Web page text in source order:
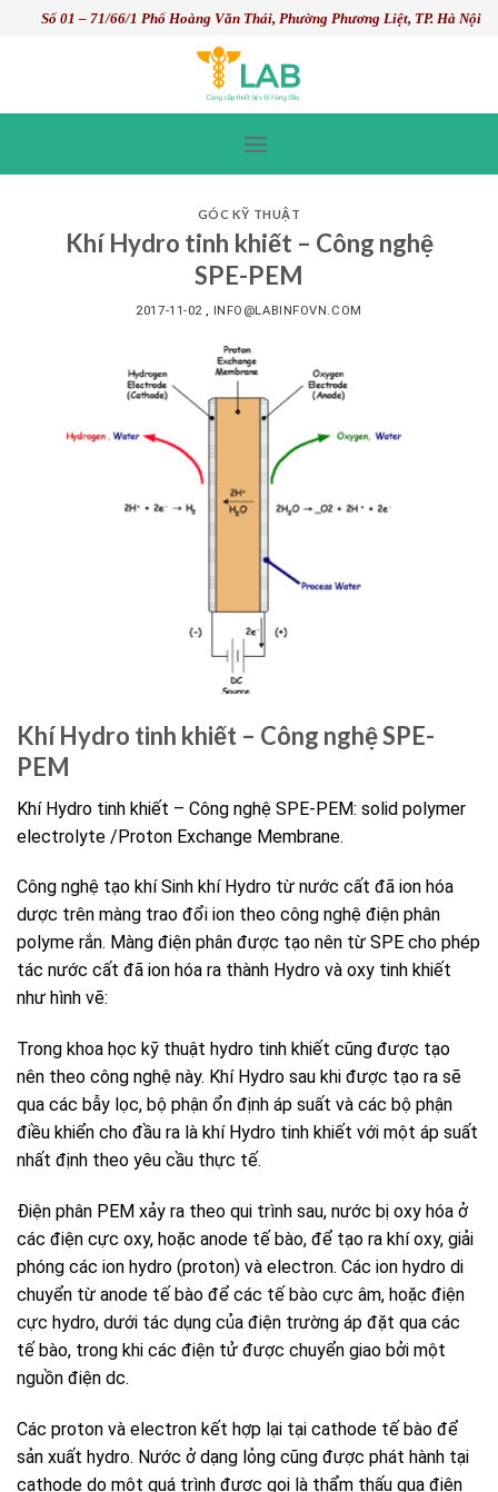
Số 01 – 71/66/1 Phố Hoàng Văn Thái, Phường Phương Liệt, TP. Hà Nội
GÓC KỸ THUẬT
Khí Hydro tinh khiết – Công nghệ
SPE-PEM
2017-11-02, INFO@LABINFOVN.COM
Khí Hydro tinh khiết – Công nghệ SPE-
PEM
Khí Hydro tinh khiết – Công nghệ SPE-PEM: solid polymer
electrolyte /Proton Exchange Membrane.
Công nghệ tạo khí Sinh khí Hydro từ nước cất đã ion hóa
dược trên màng trao đổi ion theo công nghệ điện phân
polyme rắn. Màng điện phân được tạo nên từ SPE cho phép
tác nước cất đã ion hóa ra thành Hydro và oxy tinh khiết
như hình vẽ:
Trong khoa học kỹ thuật hydro tinh khiết cũng được tạo
nên theo công nghệ này. Khí Hydro sau khi được tạo ra sẽ
qua các bẫy lọc, bộ phận ổn định áp suất và các bộ phận
điều khiển cho đầu ra là khí Hydro tinh khiết với một áp suất
nhất định theo yêu cầu thực tế.
Điện phân PEM xảy ra theo qui trình sau, nước bị oxy hóa ở
các điện cực oxy, hoặc anode tế bào, để tạo ra khí oxy, giải
phóng các ion hydro (proton) và electron. Các ion hydro di
chuyển từ anode tế bào để các tế bào cực âm, hoặc điện
cực hydro, dưới tác dụng của điện trường áp đặt qua các
tế bào, trong khi các điện tử được chuyển giao bởi một
nguồn điện dc.
Các proton và electron kết hợp lại tại cathode tế bào để
sản xuất hydro. Nước ở dạng lỏng cũng được phát hành tại
cathode do một quá trình được gọi là thẩm thấu qua điện